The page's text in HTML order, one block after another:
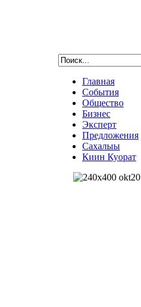
Главная
События
Общество
Бизнес
Эксперт
Предложения
Сахалыы
Киин Куорат